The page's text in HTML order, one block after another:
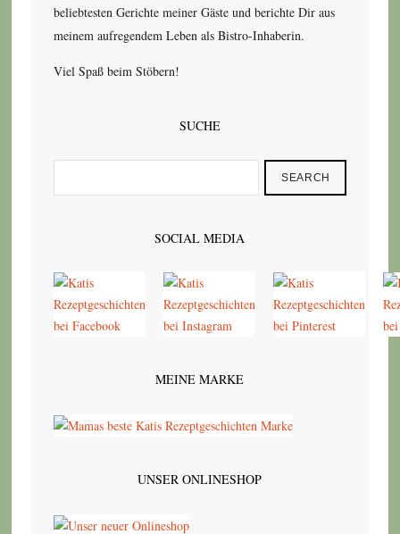
beliebtesten Gerichte meiner Gäste und berichte Dir aus
meinem aufregendem Leben als Bistro-Inhaberin.
Viel Spaß beim Stöbern!
SUCHE
SEARCH
SOCIAL MEDIA
MEINE MARKE
UNSER ONLINESHOP